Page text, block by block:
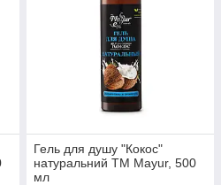
Гель для душу "Кокос"
натуральний TM Mayur, 500
мл